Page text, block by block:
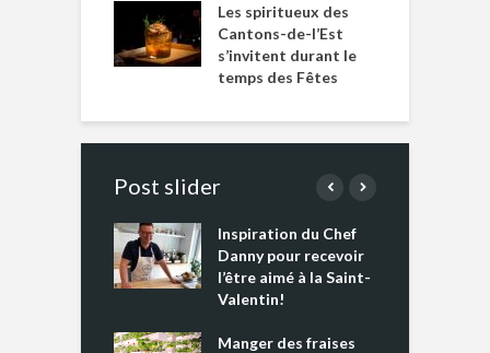
Les spiritueux des
Cantons-de-l’Est
s’invitent durant le
temps des Fêtes
Post slider
Inspiration du Chef
Danny pour recevoir
l’être aimé à la Saint-
Valentin!
Manger des fraises